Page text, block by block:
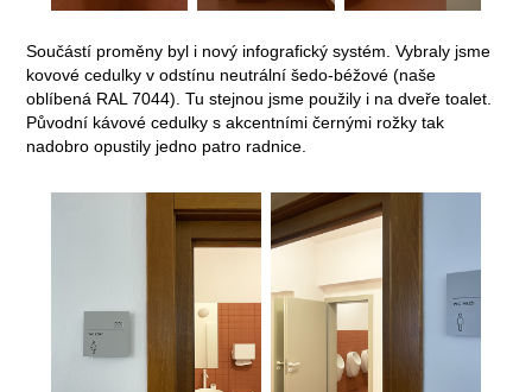
Součástí proměny byl i nový infografický systém. Vybraly jsme
kovové cedulky v odstínu neutrální šedo-béžové (naše
oblíbená RAL 7044). Tu stejnou jsme použily i na dveře toalet.
Původní kávové cedulky s akcentními černými rožky tak
nadobro opustily jedno patro radnice.